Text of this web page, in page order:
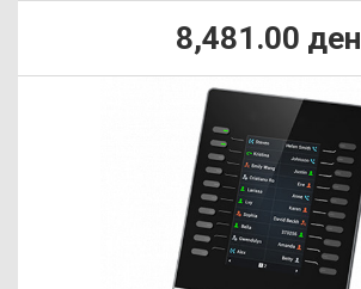
8,481.00 ден